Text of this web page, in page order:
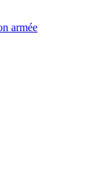
armée